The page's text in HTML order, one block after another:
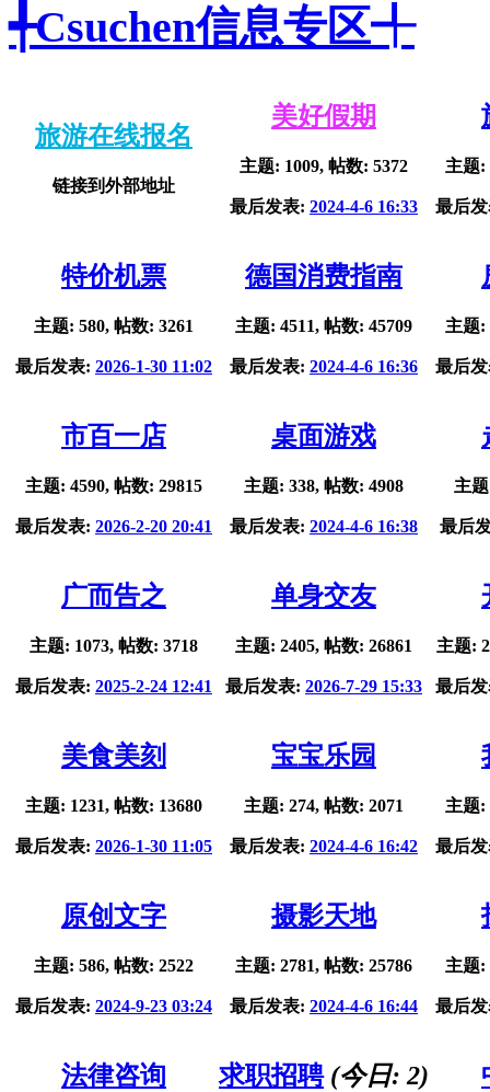
╃Csuchen信息专区╃
旅游在线报名
链接到外部地址
美好假期
主题: 1009, 帖数: 5372
最后发表: 2024-4-6 16:33
主题:
最后
特价机票
主题: 580, 帖数: 3261
最后发表: 2026-1-30 11:02
德国消费指南
主题: 4511, 帖数: 45709
最后发表: 2024-4-6 16:36
主题:
最后
市百一店
主题: 4590, 帖数: 29815
最后发表: 2026-2-20 20:41
桌面游戏
主题: 338, 帖数: 4908
最后发表: 2024-4-6 16:38
主
最后
广而告之
主题: 1073, 帖数: 3718
最后发表: 2025-2-24 12:41
单身交友
主题: 2405, 帖数: 26861
最后发表: 2026-7-29 15:33
主题:
最后
美食美刻
主题: 1231, 帖数: 13680
最后发表: 2026-1-30 11:05
宝宝乐园
主题: 274, 帖数: 2071
最后发表: 2024-4-6 16:42
主题:
最后
原创文字
主题: 586, 帖数: 2522
最后发表: 2024-9-23 03:24
摄影天地
主题: 2781, 帖数: 25786
最后发表: 2024-4-6 16:44
主题:
最后
法律咨询 求职招聘(今日: 2)